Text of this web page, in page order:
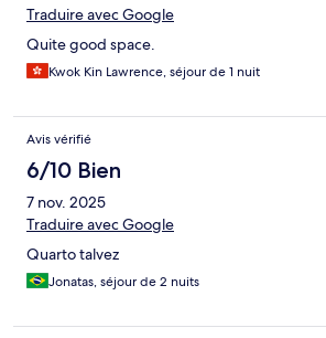
Traduire avec Google
Quite good space.
Kwok Kin Lawrence, séjour de 1 nuit
Avis vérifié
6/10 Bien
7 nov. 2025
Traduire avec Google
Quarto talvez
Jonatas, séjour de 2 nuits